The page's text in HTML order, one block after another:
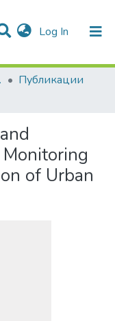
Log In (current)
Публикации
of Urban